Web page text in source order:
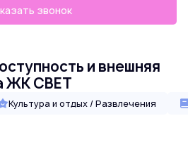
звонок
и внешняя
ЖК СВЕТ
Культура и отдых / Развлечения